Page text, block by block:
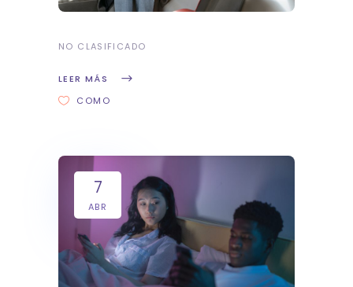
NO CLASIFICADO
LEER MÁS
COMO
7
ABR